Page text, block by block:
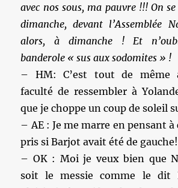
avec nos sous, ma pauvre !!! On
dimanche, devant l’Assemblée
alors, à dimanche ! Et
banderole « sus aux sodomites » !
– HM: C’est tout de même
faculté de ressembler à
que je choppe un coup de soleil
– AE : Je me marre en pensant à
pris si Barjot avait été de
– OK : Moi je veux bien que
soit le messie comme le dit